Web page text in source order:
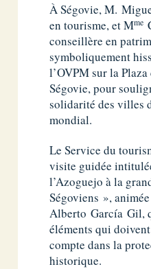
À Ségovie, M.
en tourisme, et Mme
conseillère en
symboliquement
l’OVPM sur la
Ségovie, pour
solidarité des villes
mondial.
Le Service du
visite guidée
l’Azoguejo à la
Ségoviens »,
Alberto García Gil,
éléments qui
compte dans la
historique.